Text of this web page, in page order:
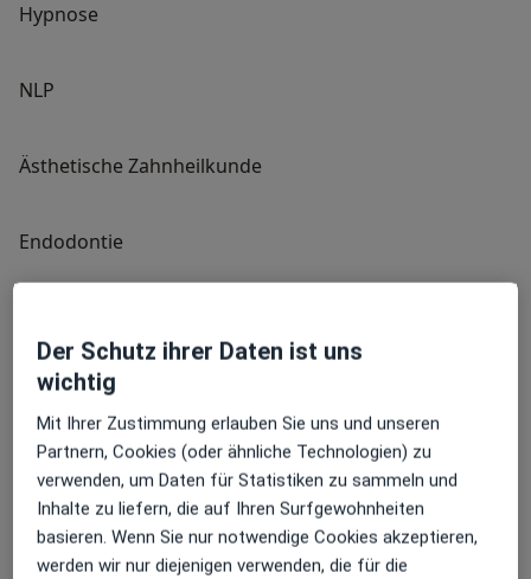
Hypnose
NLP
Ästhetische Zahnheilkunde
Endodontie
Implantologie
Psychosomatik und CMD
Kraniofaziale Orthopädie
Der Schutz ihrer Daten ist uns
wichtig
Mit Ihrer Zustimmung erlauben Sie uns und unseren
Partnern, Cookies (oder ähnliche Technologien) zu
verwenden, um Daten für Statistiken zu sammeln und
Inhalte zu liefern, die auf Ihren Surfgewohnheiten
basieren. Wenn Sie nur notwendige Cookies akzeptieren,
werden wir nur diejenigen verwenden, die für die